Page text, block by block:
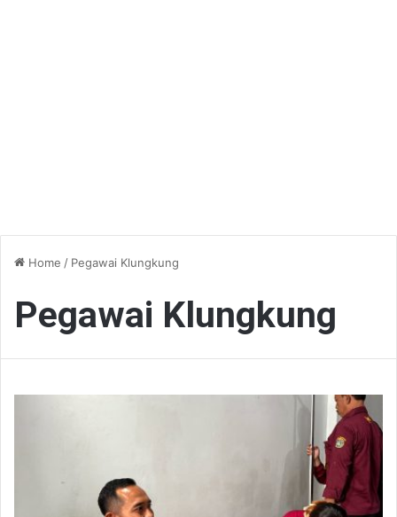
Home / Pegawai Klungkung
Pegawai Klungkung